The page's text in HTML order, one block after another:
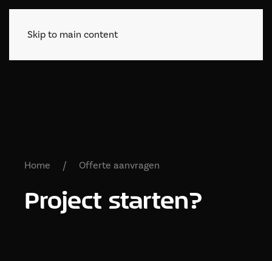
Skip to main content
Home Offerte aanvragen
Project starten?